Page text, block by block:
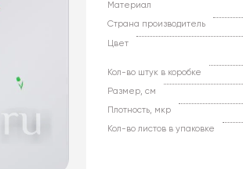
Материал
Страна производитель
Цвет
Кол-во штук в коробке
Размер, см
Плотность, мкр
Кол-во листов в упаковке